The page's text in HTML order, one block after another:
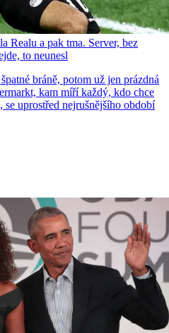
Realu a pak tma. Server, bez
to neunesl
bráně, potom už jen prázdná
kam míří každý, kdo chce
uprostřed nejrušnějšího období